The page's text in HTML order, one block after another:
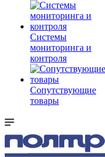
Системы
мониторинга и
контроля
Сопутствующие
товары